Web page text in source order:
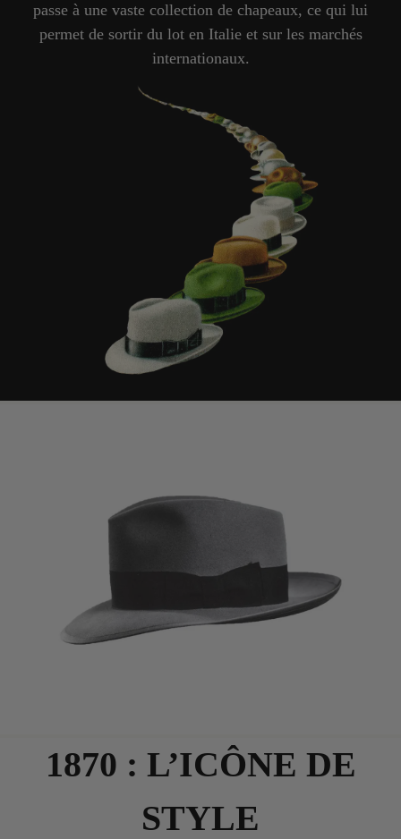
passe à une vaste collection de chapeaux, ce qui lui
permet de sortir du lot en Italie et sur les marchés
internationaux.
1870 : L’ICÔNE DE
STYLE